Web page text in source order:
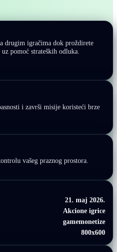
drugim igračima dok proždirete
pomoć strateških odluka.
i završi misije koristeći brze
vašeg praznog prostora.
21. maj 2026.
Akcione igrice
gamemonetize
800x600